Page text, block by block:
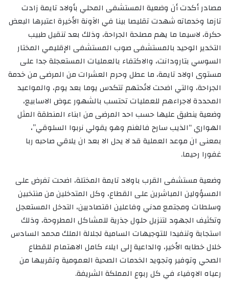
مصادر أكدت أن وضعية المستشفى المحلي بأولاد تايمة زادت
تازما وخدماته شهدت تقليصا بينا في الآونة الأخيرة اعتبرها البعض
حكرة، لاسيما ما يهم مصلحة الجراحة، وذلك بعد تنقيل طبيب
التخدير الوحيد بالمستشفى صوب المستشفى الإقليمي المختار
السوسي بتارودانت، والاكتفاء بالعمليات المستعجلة جدا على
مستوى اولاد تايمة، ما عطل وحرم العشرات من المرضى من خدمة
الجراحة، والتي اضحت لائحتهم تتكدس يوما بعد يوم، والمواعيد
المحددة لاجراءهم للعمليات تحتسب بالشهور عوض الاسابيع،
وضعية ينطبق عليها حسب احد المرضى من ابناء المنطقة المثل
الهواري “الذيب سارح فالغنم وهو يقولي نربوا السلوقي”،
بمعنى ان موعد العملية قد لا يحل الا بعد ان يلاقي صاحبه ربا
غفورا رحيما.
وضعية مستشفى القرب باولاد تايمة المختلة، اضحت تفرض على
المسؤولين المباشرين على القطاع، وكل المتدخلين من منتخبين
وسلطات ومجتمع مدني وفاعلين اقتصاديين، التدخل المستعجل
وتكثيف الجهود لتنزيل حلول جذرية للمشاكل المطروحة، وذلك
استجابة وتنفيدا للتوجيهات السامية لجلالة الملك محمد السادس
خلال خطابه الأخير، والداعية إلى ايلاء كامل الاهتمام للقطاع
الصحي وتوفير وتجويد الخدمات الصحية العمومية وتقريبها من
رعياه الاوفياء في كل ربوع المملكة الشريفة.